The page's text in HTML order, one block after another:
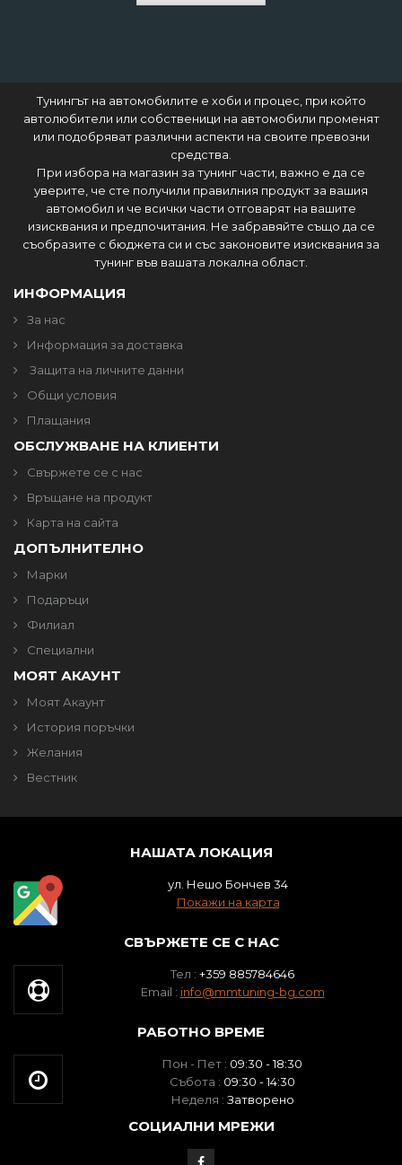
Тунингът на автомобилите е хоби и процес, при който
автолюбители или собственици на автомобили променят
или подобряват различни аспекти на своите превозни
средства.
При избора на магазин за тунинг части, важно е да се
уверите, че сте получили правилния продукт за вашия
автомобил и че всички части отговарят на вашите
изисквания и предпочитания. Не забравяйте също да се
съобразите с бюджета си и със законовите изисквания за
тунинг във вашата локална област.
ИНФОРМАЦИЯ
За нас
Информация за доставка
Защита на личните данни
Общи условия
Плащания
ОБСЛУЖВАНЕ НА КЛИЕНТИ
Свържете се с нас
Връщане на продукт
Карта на сайта
ДОПЪЛНИТЕЛНО
Марки
Подаръци
Филиал
Специални
МОЯТ АКАУНТ
Моят Акаунт
История поръчки
Желания
Вестник
НАШАТА ЛОКАЦИЯ
ул. Нешо Бончев 34
Покажи на карта
СВЪРЖЕТЕ СЕ С НАС
Тел : +359 885784646
Email : info@mmtuning-bg.com
РАБОТНО ВРЕМЕ
Пон - Пет : 09:30 - 18:30
Събота : 09:30 - 14:30
Неделя : Затворено
СОЦИАЛНИ МРЕЖИ